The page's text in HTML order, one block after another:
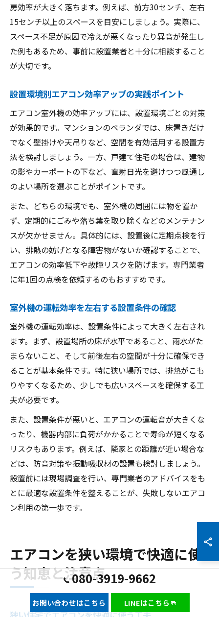
房効率が大きく落ちます。例えば、前方30センチ、左右
15センチ以上のスペースを目安にしましょう。実際に、
スペース不足が原因で冷えが悪くなったり異音が発生し
た例もあるため、事前に設置業者と十分に相談すること
が大切です。
設置環境別エアコン効率アップの実践ポイント
エアコン室外機の効率アップには、設置環境ごとの対策
が効果的です。マンションのベランダでは、床置きだけ
でなく壁掛けや天吊りなど、空間を有効活用する設置方
法を検討しましょう。一方、戸建て住宅の場合は、建物
の影やカーポートの下など、直射日光を避けつつ風通し
のよい場所を選ぶことがポイントです。
また、どちらの環境でも、室外機の周囲には物を置か
ず、定期的にごみや落ち葉を取り除くなどのメンテナン
スが欠かせません。具体的には、設置後に定期点検を行
い、排熱の妨げとなる障害物がないか確認することで、
エアコンの効率低下や故障リスクを防げます。専門業者
に年1回の点検を依頼するのもおすすめです。
室外機の運転効率を左右する設置条件の確認
室外機の運転効率は、設置条件によって大きく左右され
ます。まず、設置場所の床が水平であること、雨水がた
まらないこと、そして前後左右の空間が十分に確保でき
ることが基本条件です。特に狭い場所では、排熱がこも
りやすくなるため、少しでも広いスペースを確保する工
夫が必要です。
また、設置条件が悪いと、エアコンの運転音が大きくな
ったり、機器内部に負荷がかかることで寿命が短くなる
リスクもあります。例えば、隣家との距離が近い場合な
どは、防音対策や振動吸収材の設置も検討しましょう。
設置前には現場調査を行い、専門業者のアドバイスをも
とに最適な設置条件を整えることが、失敗しないエアコ
ン利用の第一歩です。
エアコンを狭い環境で快適に使
う知恵と注意点080-3919-9662
お問い合わせはこちら LINEはこちら